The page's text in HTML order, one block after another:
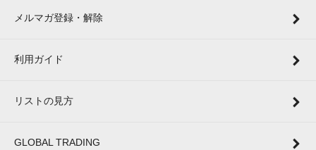
メルマガ登録・解除
利用ガイド
リストの見方
GLOBAL TRADING